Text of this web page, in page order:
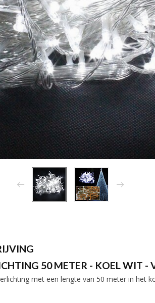
50 METER - KOEL WIT -
met een lengte van 50 meter in het